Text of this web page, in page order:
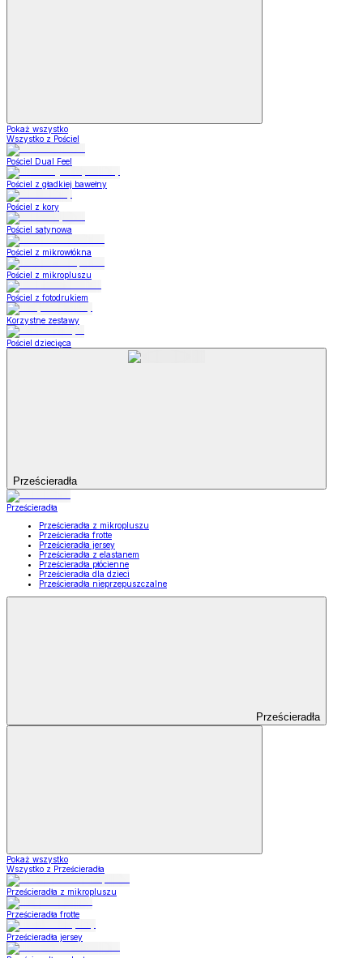
Pokaż wszystko
Wszystko z Pościel
Pościel Dual Feel
Pościel z gładkiej bawełny
Pościel z kory
Pościel satynowa
Pościel z mikrowłókna
Pościel z mikropluszu
Pościel z fotodrukiem
Korzystne zestawy
Pościel dziecięca
Prześcieradła
Prześcieradła
Prześcieradła z mikropluszu
Prześcieradła frotte
Prześcieradła jersey
Prześcieradła z elastanem
Prześcieradła płócienne
Prześcieradła dla dzieci
Prześcieradła nieprzepuszczalne
Prześcieradła
Pokaż wszystko
Wszystko z Prześcieradła
Prześcieradła z mikropluszu
Prześcieradła frotte
Prześcieradła jersey